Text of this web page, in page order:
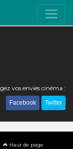
vos envies cinéma :
Facebook Twitter
Haut de page